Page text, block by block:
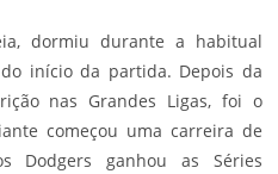
dormiu durante a habitual
início da partida. Depois da
nas Grandes Ligas, foi o
começou uma carreira de
Dodgers ganhou as Séries